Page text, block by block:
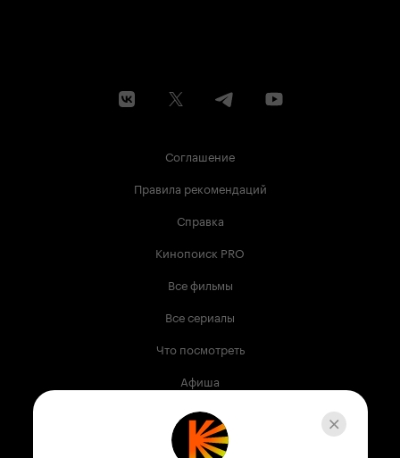
Соглашение
Правила рекомендаций
Справка
Кинопоиск PRO
Все фильмы
Все сериалы
Что посмотреть
Афиша
Музыка
Телепрограмма